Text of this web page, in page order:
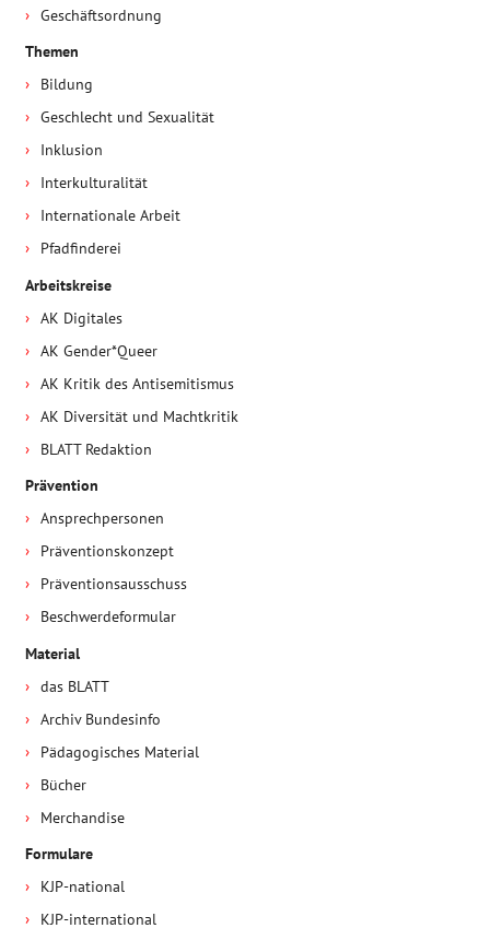
Geschäftsordnung
Themen
Bildung
Geschlecht und Sexualität
Inklusion
Interkulturalität
Internationale Arbeit
Pfadfinderei
Arbeitskreise
AK Digitales
AK Gender*Queer
AK Kritik des Antisemitismus
AK Diversität und Machtkritik
BLATT Redaktion
Prävention
Ansprechpersonen
Präventionskonzept
Präventionsausschuss
Beschwerdeformular
Material
das BLATT
Archiv Bundesinfo
Pädagogisches Material
Bücher
Merchandise
Formulare
KJP-national
KJP-international